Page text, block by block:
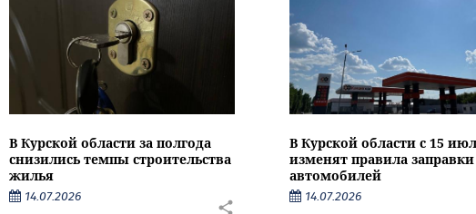
В Курской области за полгода
снизились темпы строительства
жилья
14.07.2026
В Курской области с 15
изменят правила заправки
автомобилей
14.07.2026